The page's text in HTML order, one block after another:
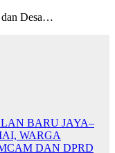
dan Desa…
BARU JAYA–
WARGA
DAN DPRD